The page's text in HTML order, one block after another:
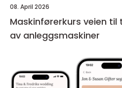
08. April 2026
Maskinførerkurs veien til trygg og lovlig bruk
av anleggsmaskiner